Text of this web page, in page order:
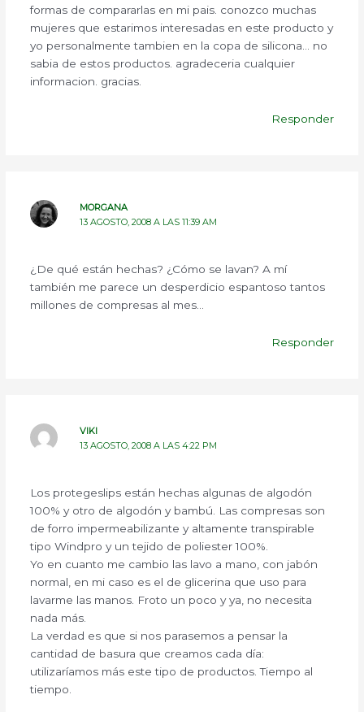
formas de compararlas en mi pais. conozco muchas
mujeres que estarimos interesadas en este producto y
yo personalmente tambien en la copa de silicona… no
sabia de estos productos. agradeceria cualquier
informacion. gracias.
Responder
MORGANA
13 AGOSTO, 2008 A LAS 11:39 AM
¿De qué están hechas? ¿Cómo se lavan? A mí
también me parece un desperdicio espantoso tantos
millones de compresas al mes…
Responder
VIKI
13 AGOSTO, 2008 A LAS 4:22 PM
Los protegeslips están hechas algunas de algodón
100% y otro de algodón y bambú. Las compresas son
de forro impermeabilizante y altamente transpirable
tipo Windpro y un tejido de poliester 100%.
Yo en cuanto me cambio las lavo a mano, con jabón
normal, en mi caso es el de glicerina que uso para
lavarme las manos. Froto un poco y ya, no necesita
nada más.
La verdad es que si nos parasemos a pensar la
cantidad de basura que creamos cada día:
utilizaríamos más este tipo de productos. Tiempo al
tiempo.